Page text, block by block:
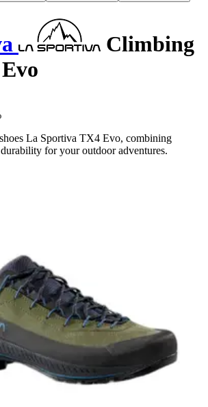
Climbing
La Sportiva TX4 Evo, combining
for your outdoor adventures.